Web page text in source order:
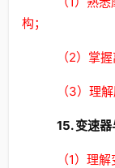
构；
（2）掌
（3）理
15. 变速
（1）理